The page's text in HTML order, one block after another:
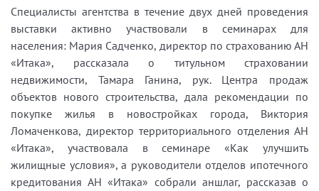
Специалисты агентства в течение двух дней проведения
выставки активно участвовали в семинарах для
населения: Мария Садченко, директор по страхованию АН
«Итака», рассказала о титульном страховании
недвижимости, Тамара Ганина, рук. Центра продаж
объектов нового строительства, дала рекомендации по
покупке жилья в новостройках города, Виктория
Ломаченкова, директор территориального отделения АН
«Итака», участвовала в семинаре «Как улучшить
жилищные условия», а руководители отделов ипотечного
кредитования АН «Итака» собрали аншлаг, рассказав о